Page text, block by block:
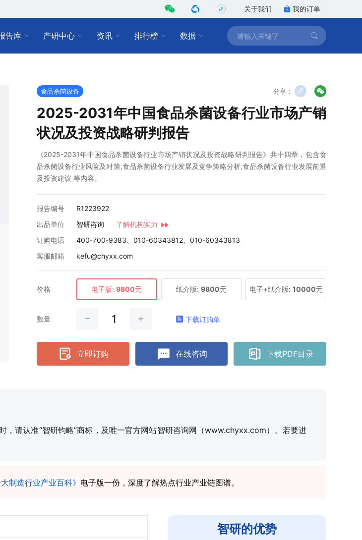
关于我们 我的订单
告库 产研中心 资讯 排行榜 数据
食品杀菌设备 分享：
2025-2031年中国食品杀菌设备行业市场产销
状况及投资战略研判报告
《2025-2031年中国食品杀菌设备行业市场产销状况及投资战略研判报告》共十四章，包含食
品杀菌设备行业风险及对策,食品杀菌设备行业发展及竞争策略分析,食品杀菌设备行业发展前景
及投资建议 等内容。
报告编号
R1223922
出品单位
智研咨询
了解机构实力
订购电话
400-700-9383、010-60343812、010-60343813
客服邮箱
kefu@chyxx.com
价格 电子版: 9800元 纸介版: 9800元 电子+纸介版: 10000元
数量 下载订购单
立即订购 在线咨询 下载PDF目录
请认准“智研钧略”商标，及唯一官方网站智研咨询网（www.chyxx.com）。若要进
大制造行业产业百科》 电子版一份，深度了解热点行业产业链图谱。
智研的优势